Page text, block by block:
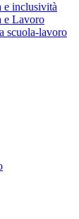
e inclusività
e Lavoro
scuola-lavoro